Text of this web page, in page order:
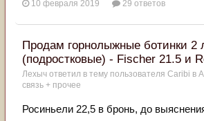
10 февраля 2019 29 ответов
Продам горнолыжные ботинки 2
(подростковые) - Fischer 21.5 и
Лехыч ответил в тему пользователя Caribi в
связь + прочее
Росиньели 22,5 в бронь, до